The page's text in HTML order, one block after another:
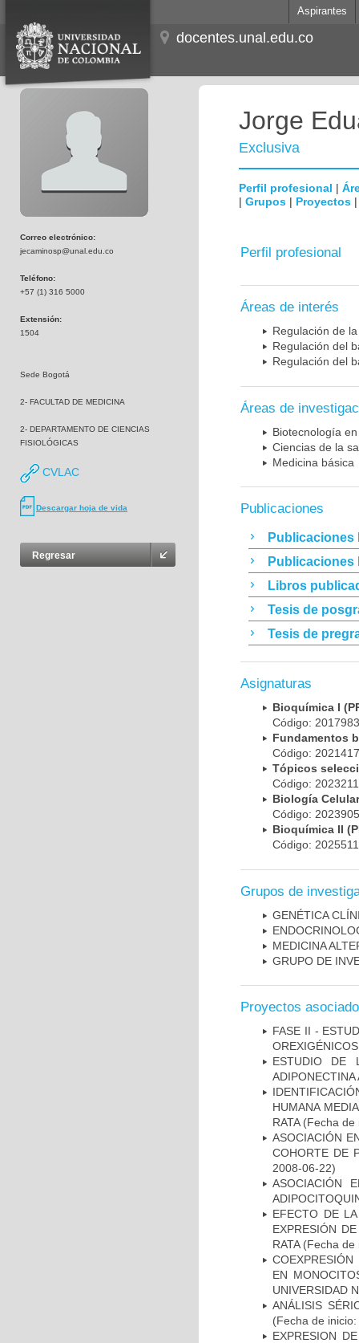
Aspirantes
docentes.unal.edu.co
Correo electrónico:
jecaminosp@unal.edu.co
Teléfono:
+57 (1) 316 5000
Extensión:
1504
Sede Bogotá
2- FACULTAD DE MEDICINA
2- DEPARTAMENTO DE CIENCIAS
FISIOLÓGICAS
CVLAC
Descargar hoja de vida
Regresar
Jorge
Exclusiva
Perfil profesional |
| Grupos | Proyectos
Perfil profesional
Áreas de interés
Regulación de
Regulación del
Regulación del
Áreas de
Biotecnología
Ciencias de la
Medicina básica
Publicaciones
Publicaciones
Publicaciones
Libros
Tesis de
Tesis de
Asignaturas
Bioquímica I
Código:
Fundamentos
Código:
Tópicos
Código:
Biología
Código:
Bioquímica II
Código:
Grupos de
GENÉTICA
MEDICINA
GRUPO DE
Proyectos
FASE II -
ESTUDIO DE
HUMANA
RATA(Fecha de
ASOCIACIÓN
COHORTE DE
2008-06-22)
ASOCIACIÓN
EFECTO DE
EXPRESIÓN
RATA(Fecha de
EN
UNIVERSIDAD
ANÁLISIS
(Fecha de
EXPRESION